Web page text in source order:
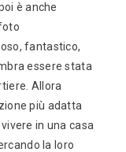
è anche
fantastico,
essere stata
Allora
più adatta
in una casa
la loro